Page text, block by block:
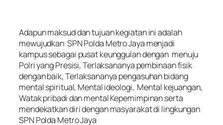
‎Adapun maksud dan tujuan kegiatan ini adalah
mewujudkan SPN Polda Metro Jaya menjadi
kampus sebagai pusat keunggulan dengan menuju
Polri yang Presisi, Terlaksananya pembinaan fisik
dengan baik, Terlaksananya pengasuhan bidang
mental spiritual, Mental ideologi, Mental kejuangan,
Watak pribadi dan mental Kepemimpinan serta
mendekatkan diri dengan masyarakat di lingkungan
SPN Polda Metro Jaya